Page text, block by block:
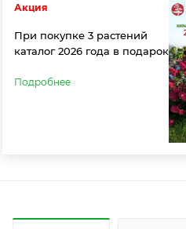
Акция
При покупке 3 растений
каталог 2026 года в подарок
Подробнее